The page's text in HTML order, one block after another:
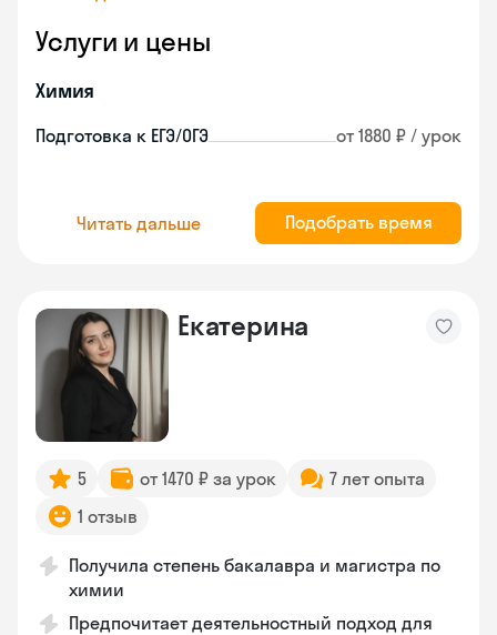
Услуги и цены
Химия
Подготовка к ЕГЭ/ОГЭ от 1880 ₽ / урок
Читать дальше Подобрать время
Екатерина
5 от 1470 ₽ за урок
7 лет опыта
1 отзыв
Получила степень бакалавра и магистра по
химии
Предпочитает деятельностный подход для